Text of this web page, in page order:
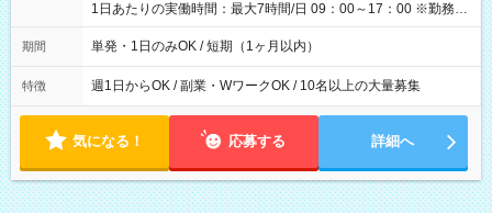
1日あたりの実働時間：最大7時間/日 09：00～17：00 ※勤務時
間は 試験により異なります。
期間 単発・1日のみOK / 短期（1ヶ月以内）
特徴 週1日からOK / 副業・WワークOK / 10名以上の大量募集
気になる！ 応募する 詳細へ